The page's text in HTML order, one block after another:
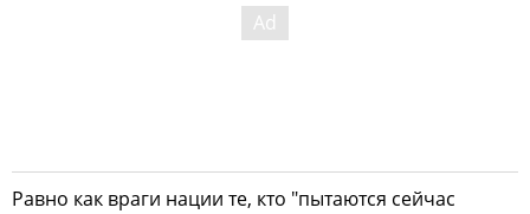
Равно как враги нации те, кто "пытаются сейчас